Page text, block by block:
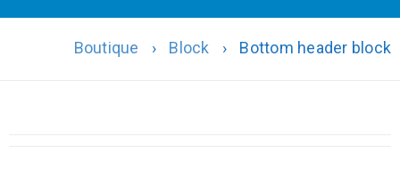
Boutique › Block › Bottom header block